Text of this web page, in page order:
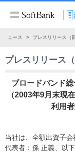
ニュース プレスリリース（
プレスリリース
ブロードバンド
（2003年9月末現
利用
当社は、全額出資子会
代表者：孫 正義、以